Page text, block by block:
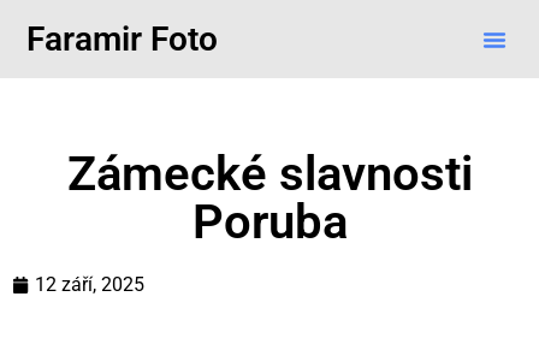
Faramir Foto
Zámecké slavnosti
Poruba
12 září, 2025